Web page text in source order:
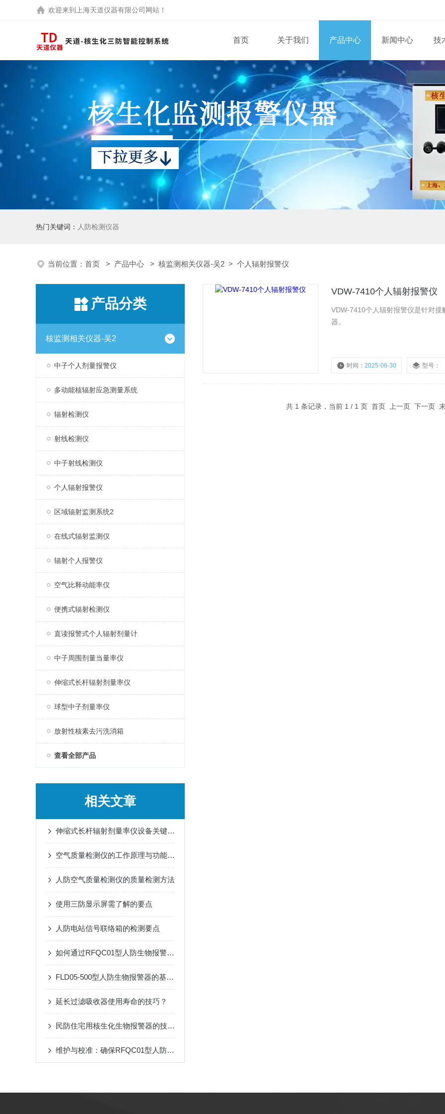
欢迎来到 上海天道仪器有限公司 网站！
首页 关于我们 产品中心 新闻中心 技
热门关键词： 人防检测仪器
当前位置： 首页 > 产品中心 > 核监测相关仪器-吴2 > 个人辐射报警仪
产品分类
核监测相关仪器-吴2
中子个人剂量报警仪
多动能核辐射应急测量系统
辐射检测仪
射线检测仪
中子射线检测仪
个人辐射报警仪
区域辐射监测系统2
在线式辐射监测仪
辐射个人报警仪
空气比释动能率仪
便携式辐射检测仪
直读报警式个人辐射剂量计
中子周围剂量当量率仪
伸缩式长杆辐射剂量率仪
球型中子剂量率仪
放射性核素去污洗消箱
查看全部产品
相关文章
伸缩式长杆辐射剂量率仪设备关键技术与应用
空气质量检测仪的工作原理与功能特点概述
人防空气质量检测仪的质量检测方法
使用三防显示屏需了解的要点
人防电站信号联络箱的检测要点
如何通过RFQC01型人防生物报警器提高应急防护能力？
FLD05-500型人防生物报警器的基本原理、功能和在安全监控中的作用
延长过滤吸收器使用寿命的技巧？
民防住宅用核生化生物报警器的技术防范
维护与校准：确保RFQC01型人防生物报警器长期有效
VDW-7410个人辐射报警仪
VDW-7410个人辐射报警仪是针对
器。
时间：2025-06-30 型号：
共 1 条记录，当前 1 / 1 页 首页 上一页 下一页